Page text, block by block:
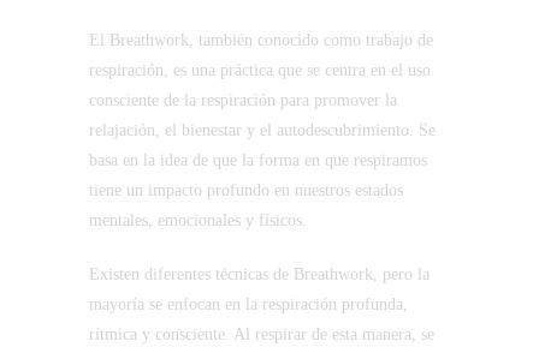
El Breathwork, también conocido como trabajo de
respiración, es una práctica que se centra en el uso
consciente de la respiración para promover la
relajación, el bienestar y el autodescubrimiento. Se
basa en la idea de que la forma en que respiramos
tiene un impacto profundo en nuestros estados
mentales, emocionales y físicos.
Existen diferentes técnicas de Breathwork, pero la
mayoría se enfocan en la respiración profunda,
rítmica y consciente. Al respirar de esta manera, se